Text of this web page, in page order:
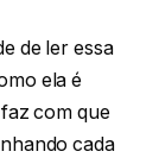
de ler essa
ela é
com que
cada